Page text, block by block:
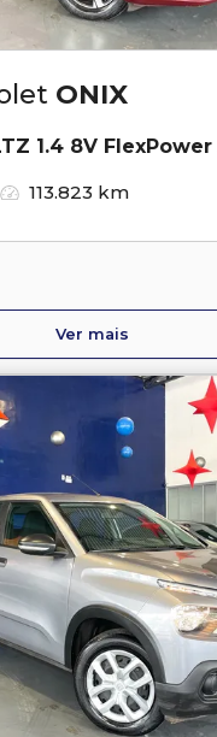
ONIX
1.4 8V
113.823 km
Ver mais